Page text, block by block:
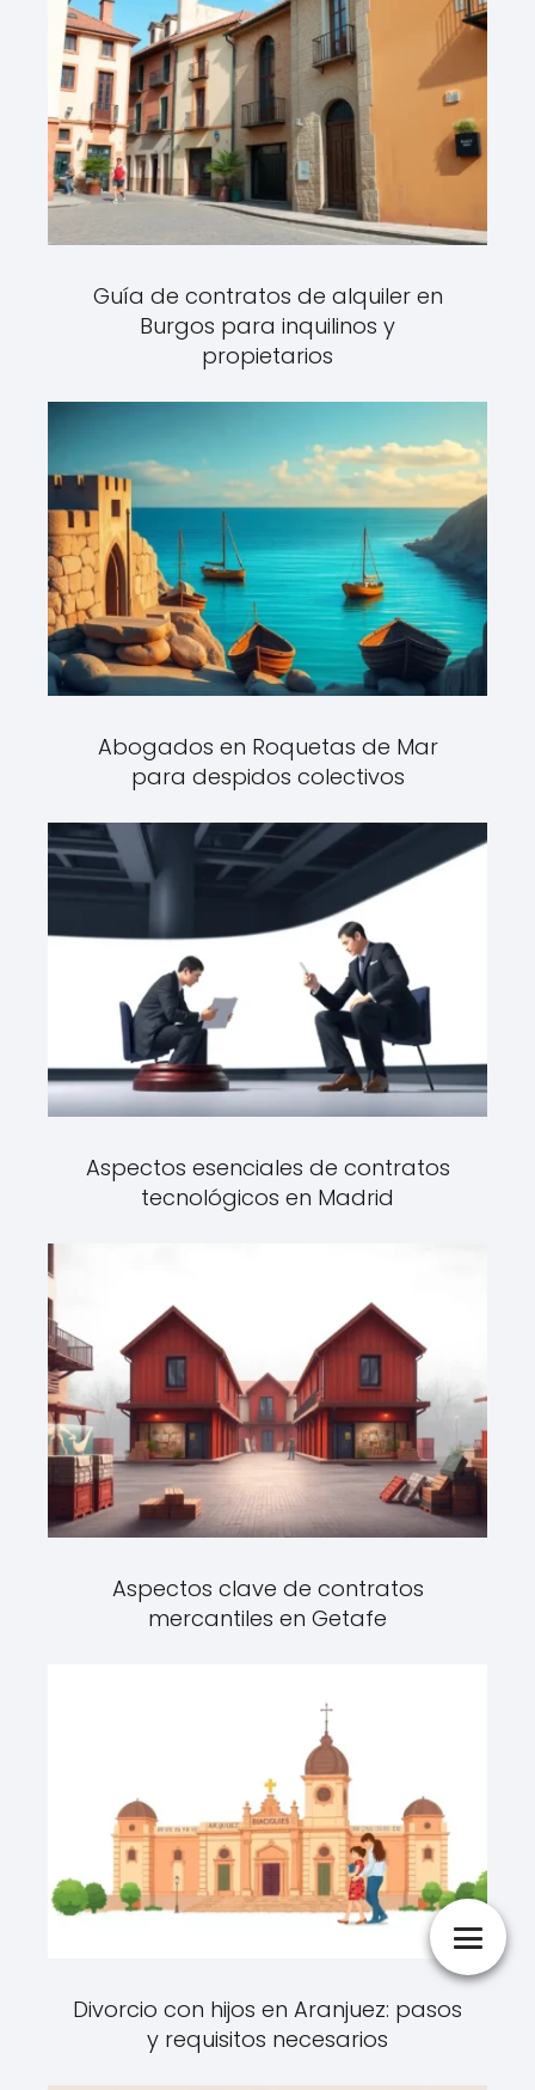
Guía de contratos de alquiler en
Burgos para inquilinos y
propietarios
Abogados en Roquetas de Mar
para despidos colectivos
Aspectos esenciales de contratos
tecnológicos en Madrid
Aspectos clave de contratos
mercantiles en Getafe
Divorcio con hijos en Aranjuez: pasos
y requisitos necesarios